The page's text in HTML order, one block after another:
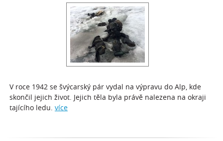
V roce 1942 se švýcarský pár vydal na výpravu do Alp, kde
skončil jejich život. Jejich těla byla právě nalezena na okraji
tajícího ledu. více